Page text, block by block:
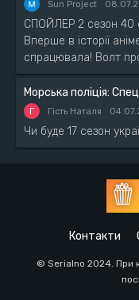
Sun Project
СПОЙЛЕР 2 сезон 40
Вперше в історії
спрацювала! Волт
Морська поліція:
Г Гість Наталя
Чи буде 17 сезон
Контакти
© Serialno 2024. При